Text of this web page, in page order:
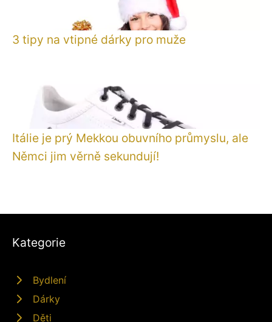
3 tipy na vtipné dárky pro muže
Itálie je prý Mekkou obuvního průmyslu, ale
Němci jim věrně sekundují!
Kategorie
Bydlení
Dárky
Děti